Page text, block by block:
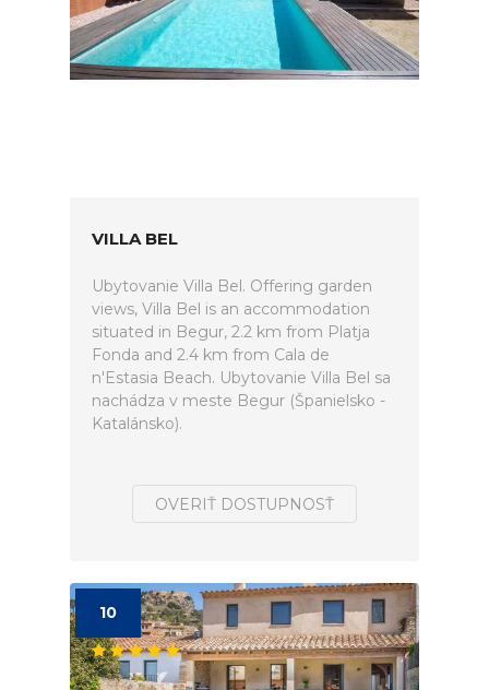
VILLA BEL
Ubytovanie Villa Bel. Offering garden
views, Villa Bel is an accommodation
situated in Begur, 2.2 km from Platja
Fonda and 2.4 km from Cala de
n'Estasia Beach. Ubytovanie Villa Bel sa
nachádza v meste Begur (Španielsko -
Katalánsko).
OVERIŤ DOSTUPNOSŤ
10